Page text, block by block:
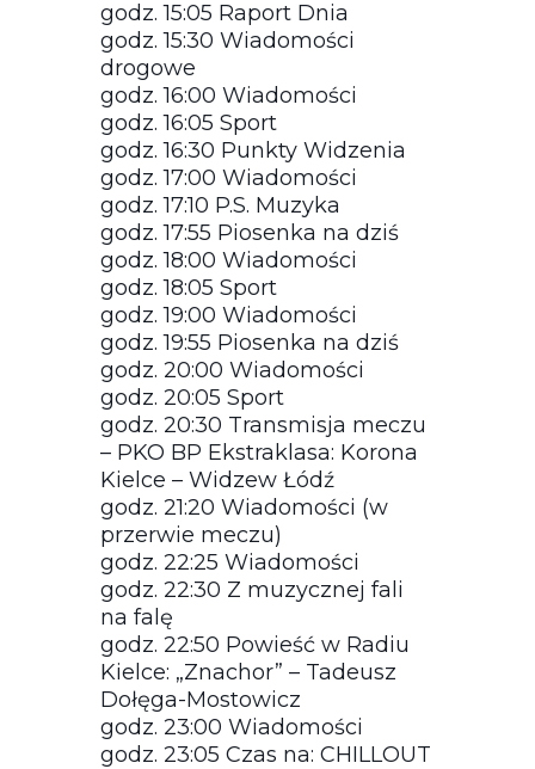
godz. 15:05 Raport Dnia
godz. 15:30 Wiadomości
drogowe
godz. 16:00 Wiadomości
godz. 16:05 Sport
godz. 16:30 Punkty Widzenia
godz. 17:00 Wiadomości
godz. 17:10 P.S. Muzyka
godz. 17:55 Piosenka na dziś
godz. 18:00 Wiadomości
godz. 18:05 Sport
godz. 19:00 Wiadomości
godz. 19:55 Piosenka na dziś
godz. 20:00 Wiadomości
godz. 20:05 Sport
godz. 20:30 Transmisja meczu
– PKO BP Ekstraklasa: Korona
Kielce – Widzew Łódź
godz. 21:20 Wiadomości (w
przerwie meczu)
godz. 22:25 Wiadomości
godz. 22:30 Z muzycznej fali
na falę
godz. 22:50 Powieść w Radiu
Kielce: „Znachor” – Tadeusz
Dołęga-Mostowicz
godz. 23:00 Wiadomości
godz. 23:05 Czas na: CHILLOUT